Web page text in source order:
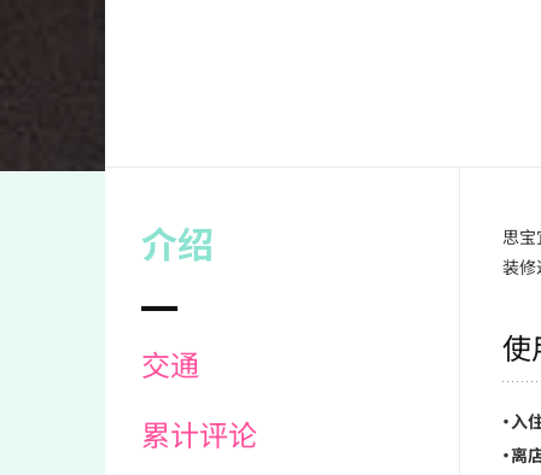
介绍
交通
累计评论
思宝
装修
使
・入
・离